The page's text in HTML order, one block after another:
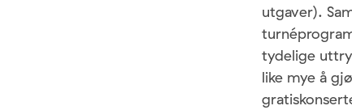
utgaver).
tydelige
like mye å